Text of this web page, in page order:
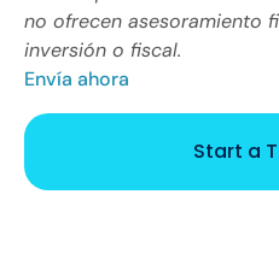
no ofrecen asesoramiento
inversión o fiscal.
Envía ahora
Start a